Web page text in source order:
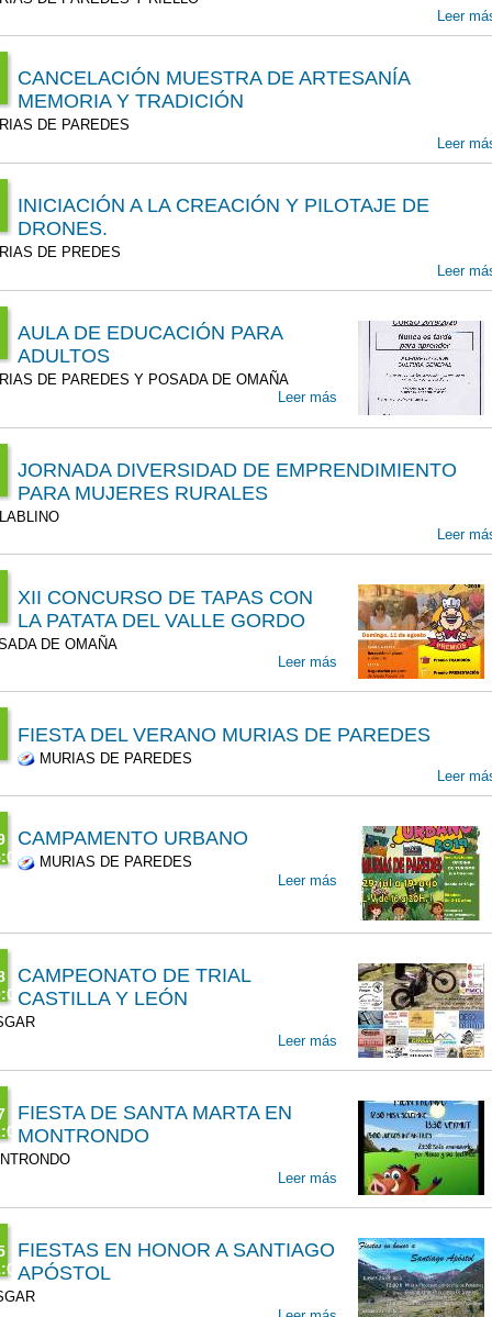
Leer
CANCELACIÓN MUESTRA DE ARTESANÍA
MEMORIA Y TRADICIÓN
DE PAREDES
Leer
INICIACIÓN A LA CREACIÓN Y PILOTAJE DE
DRONES.
DE PREDES
Leer
AULA DE EDUCACIÓN PARA
ADULTOS
DE PAREDES Y POSADA DE OMAÑA
Leer más
JORNADA DIVERSIDAD DE EMPRENDIMIENTO
PARA MUJERES RURALES
Leer
XII CONCURSO DE TAPAS CON
LA PATATA DEL VALLE GORDO
DE OMAÑA
Leer más
FIESTA DEL VERANO MURIAS DE PAREDES
MURIAS DE PAREDES
Leer
CAMPAMENTO URBANO
MURIAS DE PAREDES
Leer más
CAMPEONATO DE TRIAL
CASTILLA Y LEÓN
Leer más
FIESTA DE SANTA MARTA EN
MONTRONDO
Leer más
FIESTAS EN HONOR A SANTIAGO
APÓSTOL